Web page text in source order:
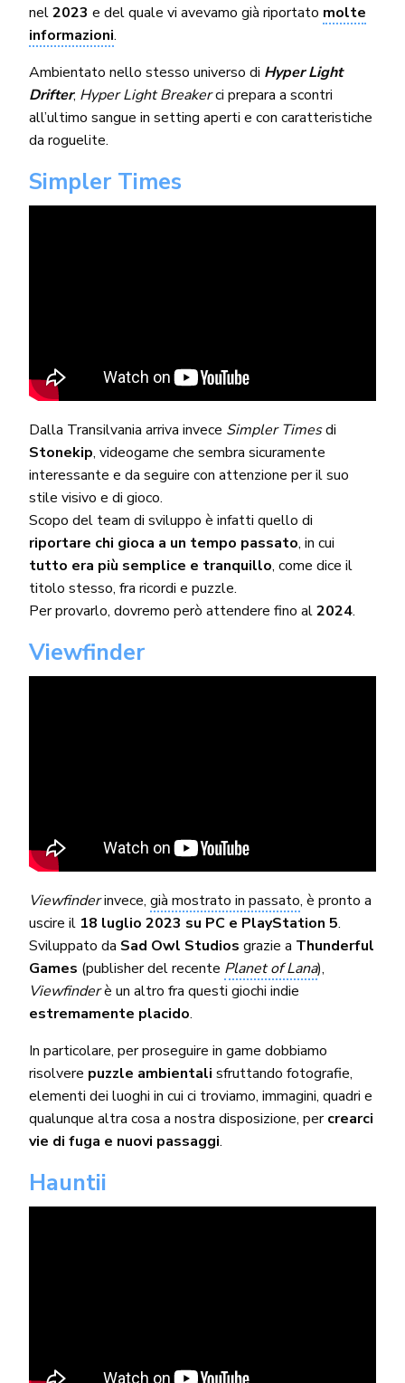
nel2023e del quale vi avevamo già riportato molte
informazioni.
Ambientato nello stesso universo di Hyper Light
Drifter, Hyper Light Breakerci prepara a scontri
all’ultimo sangue in setting aperti e con caratteristiche
da roguelite.
Simpler Times
Dalla Transilvania arriva invece Simpler Timesdi
Stonekip, videogame che sembra sicuramente
interessante e da seguire con attenzione per il suo
stile visivo e di gioco.
Scopo del team di sviluppo è infatti quello di
riportare chi gioca a un tempo passato, in cui
tutto era più semplice e tranquillo, come dice il
titolo stesso, fra ricordi e puzzle.
Per provarlo, dovremo però attendere fino al2024.
Viewfinder
Viewfinderinvece, già mostrato in passato, è pronto a
uscire il 18 luglio 2023 su PC e PlayStation 5.
Sviluppato da Sad Owl Studios grazie a Thunderful
Games (publisher del recente Planet of Lana),
Viewfinderè un altro fra questi giochi indie
estremamente placido.
In particolare, per proseguire in game dobbiamo
risolvere puzzle ambientalisfruttando fotografie,
elementi dei luoghi in cui ci troviamo, immagini, quadri e
qualunque altra cosa a nostra disposizione, percrearci
vie di fuga e nuovi passaggi.
Hauntii